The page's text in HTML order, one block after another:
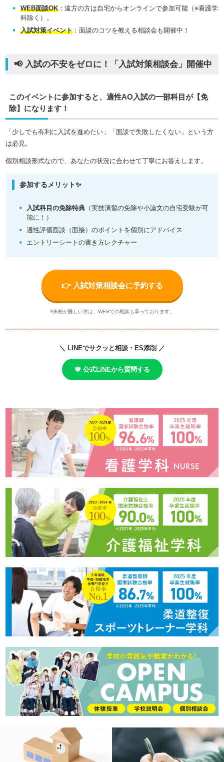
WEB面談OK：遠方の方は自宅からオンラインで参加可能（※看護学
科除く）。
入試対策イベント：面談のコツを教える相談会も開催中！
📢 入試の不安をゼロに！「入試対策相談会」開催中
このイベントに参加すると、適性AO入試の一部科目が【免
除】になります！
「少しでも有利に入試を進めたい」「面談で失敗したくない」という方
は必見。
個別相談形式なので、あなたの状況に合わせて丁寧にお答えします。
参加するメリット✨
入試科目の免除特典 （実技演習の免除や小論文の自宅受験が可
能に！）
適性評価面談（面接）のポイントを個別にアドバイス
エントリーシートの書き方レクチャー
👉 入試対策相談会に予約する
※来校が難しい方は、WEBでの相談も承っております。
＼ LINEでサクッと相談・ES添削 ／
💬 公式LINEから質問する